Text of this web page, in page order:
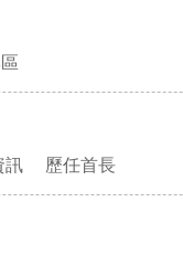
訊 歷任首長